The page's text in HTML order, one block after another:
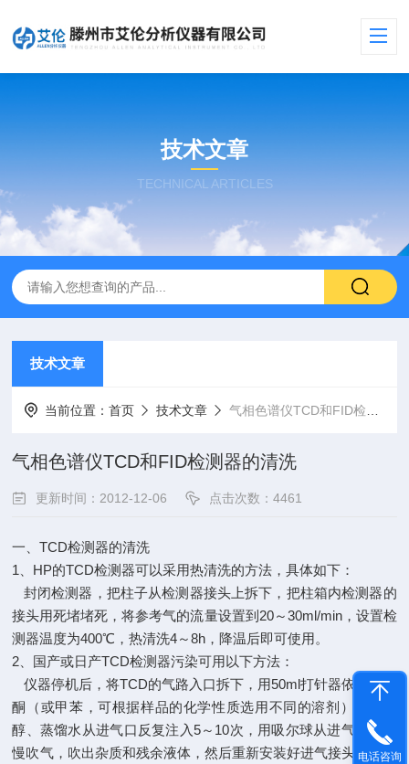
技术文章
TECHNICAL ARTICLES
技术文章
当前位置：首页 技术文章 气相色谱仪TCD和FID检测器的清洗
气相色谱仪TCD和FID检测器的清洗
更新时间：2012-12-06 点击次数：4461
一、TCD检测器的清洗
1、HP的TCD检测器可以采用热清洗的方法，具体如下：
封闭检测器，把柱子从检测器接头上拆下，把柱箱内检测器的
接头用死堵堵死，将参考气的流量设置到20～30ml/min，设置检
测器温度为400℃，热清洗4～8h，降温后即可使用。
2、国产或日产TCD检测器污染可用以下方法：
仪器停机后，将TCD的气路入口拆下，用50ml打针器依次将丙
酮（或甲苯，可根据样品的化学性质选用不同的溶剂）无水乙
醇、蒸馏水从进气口反复注入5～10次，用吸尔球从进气口处缓
慢吹气，吹出杂质和残余液体，然后重新安装好进气接头，开机
电话咨询